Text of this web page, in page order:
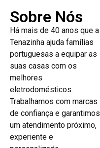
Sobre Nós
Há mais de 40 anos que a
Tenazinha ajuda famílias
portuguesas a equipar as
suas casas com os
melhores
eletrodomésticos.
Trabalhamos com marcas
de confiança e garantimos
um atendimento próximo,
experiente e